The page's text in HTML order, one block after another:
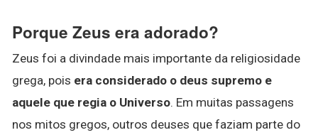
Porque Zeus era adorado?
Zeus foi a divindade mais importante da religiosidade
grega, pois era considerado o deus supremo e
aquele que regia o Universo. Em muitas passagens
nos mitos gregos, outros deuses que faziam parte do